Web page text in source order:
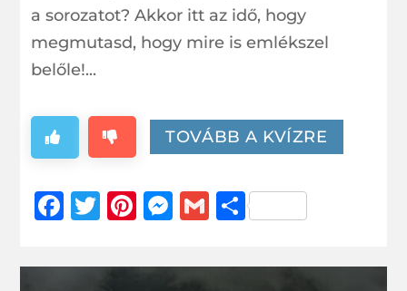
a sorozatot? Akkor itt az idő, hogy
megmutasd, hogy mire is emlékszel
belőle!...
TOVÁBB A KVÍZRE
Facebook
Twitter
Pinterest
Messenger
GmailOssza